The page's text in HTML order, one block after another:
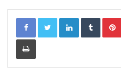
LinkedInTumblr
Yazdır